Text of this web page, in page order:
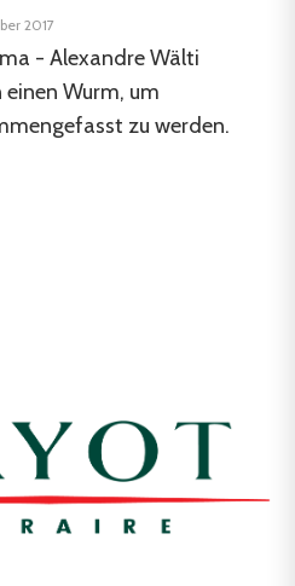
2017
- Alexandre Wälti
Wurm, um
zu werden.